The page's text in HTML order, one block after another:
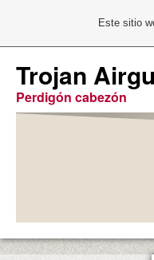
Trojan
Perdigón cabezón
Este sitio